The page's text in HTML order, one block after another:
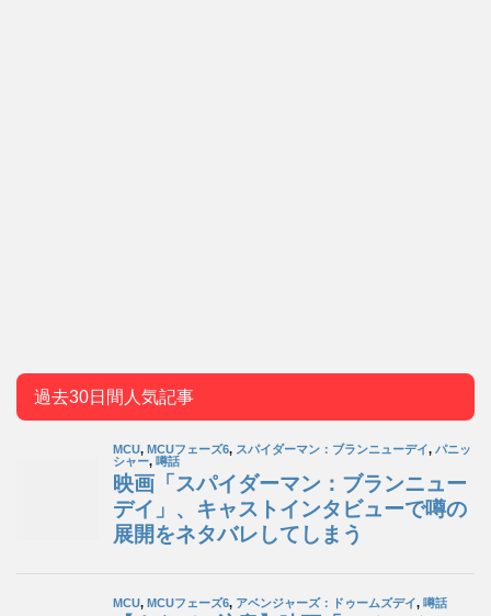
過去30日間人気記事